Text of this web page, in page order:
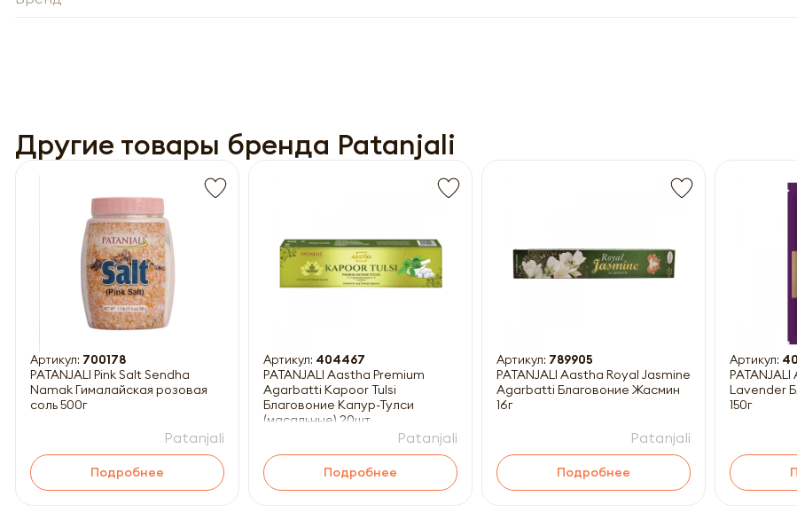
Другие товары бренда Patanjali
Артикул: 700178
PATANJALI Pink Salt Sendha
Namak Гималайская розовая
соль 500г
Patanjali
Подробнее
Артикул: 404467
PATANJALI Aastha Premium
Agarbatti Kapoor Tulsi
Благовоние Капур-Тулси
(масальные) 20шт
Patanjali
Подробнее
Артикул: 789905
PATANJALI Aastha Royal Jasmine
Agarbatti Благовоние Жасмин
16г
Patanjali
Подробнее
Артикул:
Lavender Благовоние Лаванда
150г